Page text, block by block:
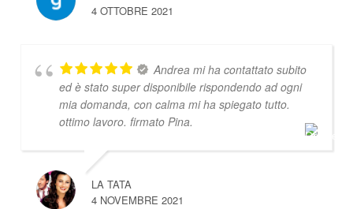
4 OTTOBRE 2021
Andrea mi ha contattato subito
ed è stato super disponibile rispondendo ad ogni
mia domanda, con calma mi ha spiegato tutto.
ottimo lavoro. firmato Pina.
LA TATA
4 NOVEMBRE 2021